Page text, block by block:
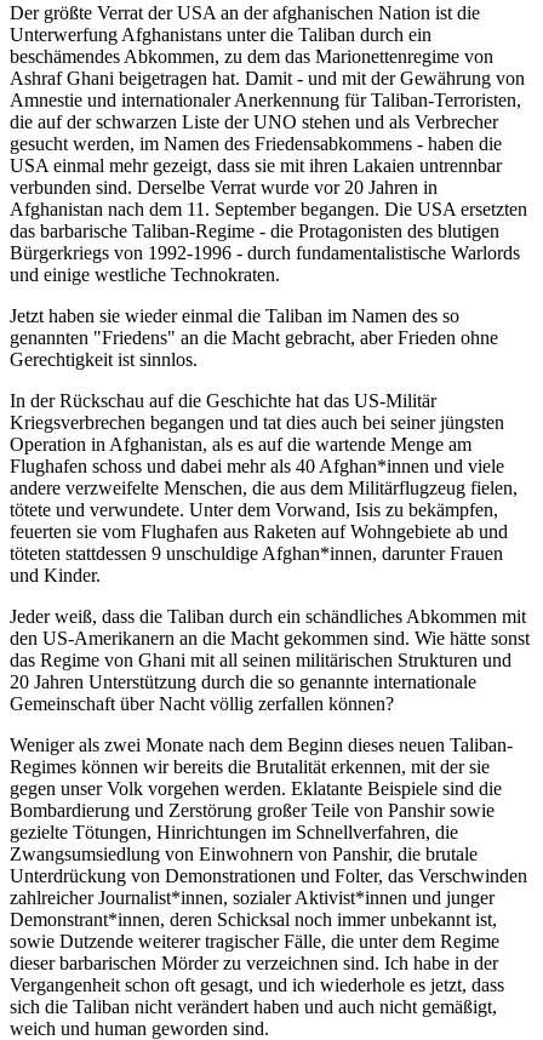
Der größte Verrat der USA an der afghanischen Nation ist die
Unterwerfung Afghanistans unter die Taliban durch ein
beschämendes Abkommen, zu dem das Marionettenregime von
Ashraf Ghani beigetragen hat. Damit - und mit der Gewährung von
Amnestie und internationaler Anerkennung für Taliban-Terroristen,
die auf der schwarzen Liste der UNO stehen und als Verbrecher
gesucht werden, im Namen des Friedensabkommens - haben die
USA einmal mehr gezeigt, dass sie mit ihren Lakaien untrennbar
verbunden sind. Derselbe Verrat wurde vor 20 Jahren in
Afghanistan nach dem 11. September begangen. Die USA ersetzten
das barbarische Taliban-Regime - die Protagonisten des blutigen
Bürgerkriegs von 1992-1996 - durch fundamentalistische Warlords
und einige westliche Technokraten.
Jetzt haben sie wieder einmal die Taliban im Namen des so
genannten "Friedens" an die Macht gebracht, aber Frieden ohne
Gerechtigkeit ist sinnlos.
In der Rückschau auf die Geschichte hat das US-Militär
Kriegsverbrechen begangen und tat dies auch bei seiner jüngsten
Operation in Afghanistan, als es auf die wartende Menge am
Flughafen schoss und dabei mehr als 40 Afghan*innen und viele
andere verzweifelte Menschen, die aus dem Militärflugzeug fielen,
tötete und verwundete. Unter dem Vorwand, Isis zu bekämpfen,
feuerten sie vom Flughafen aus Raketen auf Wohngebiete ab und
töteten stattdessen 9 unschuldige Afghan*innen, darunter Frauen
und Kinder.
Jeder weiß, dass die Taliban durch ein schändliches Abkommen mit
den US-Amerikanern an die Macht gekommen sind. Wie hätte sonst
das Regime von Ghani mit all seinen militärischen Strukturen und
20 Jahren Unterstützung durch die so genannte internationale
Gemeinschaft über Nacht völlig zerfallen können?
Weniger als zwei Monate nach dem Beginn dieses neuen Taliban-
Regimes können wir bereits die Brutalität erkennen, mit der sie
gegen unser Volk vorgehen werden. Eklatante Beispiele sind die
Bombardierung und Zerstörung großer Teile von Panshir sowie
gezielte Tötungen, Hinrichtungen im Schnellverfahren, die
Zwangsumsiedlung von Einwohnern von Panshir, die brutale
Unterdrückung von Demonstrationen und Folter, das Verschwinden
zahlreicher Journalist*innen, sozialer Aktivist*innen und junger
Demonstrant*innen, deren Schicksal noch immer unbekannt ist,
sowie Dutzende weiterer tragischer Fälle, die unter dem Regime
dieser barbarischen Mörder zu verzeichnen sind. Ich habe in der
Vergangenheit schon oft gesagt, und ich wiederhole es jetzt, dass
sich die Taliban nicht verändert haben und auch nicht gemäßigt,
weich und human geworden sind.